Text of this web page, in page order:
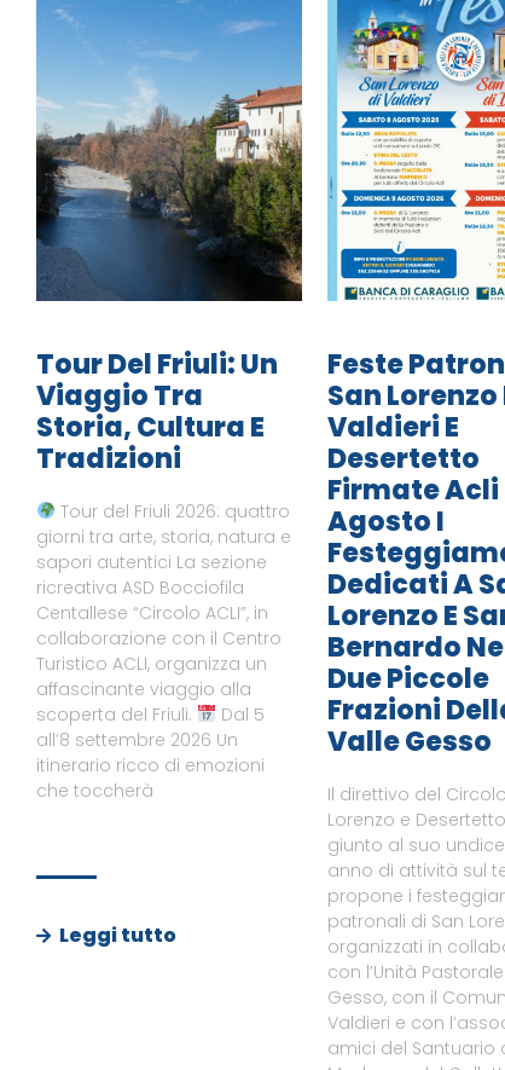
Tour Del Friuli: Un
Viaggio Tra
Storia, Cultura E
Tradizioni
Tour del Friuli 2026: quattro
giorni tra arte, storia, natura e
sapori autentici La sezione
ricreativa ASD Bocciofila
Centallese “Circolo ACLI”, in
collaborazione con il Centro
Turistico ACLI, organizza un
affascinante viaggio alla
scoperta del Friuli.
Dal 5
all’8 settembre 2026 Un
itinerario ricco di emozioni
che toccherà
Leggi tutto
Feste
San Lorenzo
Valdieri E
Desertetto
Firmate Acli
Agosto I
Dedicati A
Lorenzo E
Bernardo
Due Piccole
Frazioni
Valle Gesso
Il direttivo del
Lorenzo e
giunto al suo
anno di attività sul
propone i
patronali di San
organizzati in
con l’Unità
Gesso, con il
Valdieri e con
amici del Santuario